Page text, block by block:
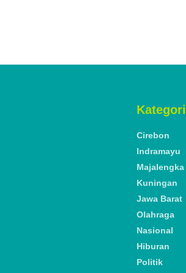
Kategori
Cirebon
Indramayu
Majalengka
Kuningan
Jawa Barat
Olahraga
Nasional
Hiburan
Politik